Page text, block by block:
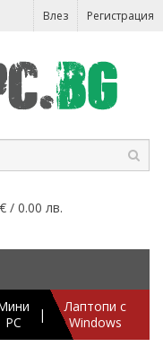
Влез Регистрация
/ 0.00 лв.
PC
|
Лаптопи с
Windows